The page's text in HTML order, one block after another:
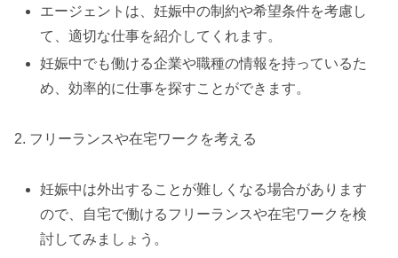
エージェントは、妊娠中の制約や希望条件を考慮し
て、適切な仕事を紹介してくれます。
妊娠中でも働ける企業や職種の情報を持っているた
め、効率的に仕事を探すことができます。
2. フリーランスや在宅ワークを考える
妊娠中は外出することが難しくなる場合があります
ので、自宅で働けるフリーランスや在宅ワークを検
討してみましょう。